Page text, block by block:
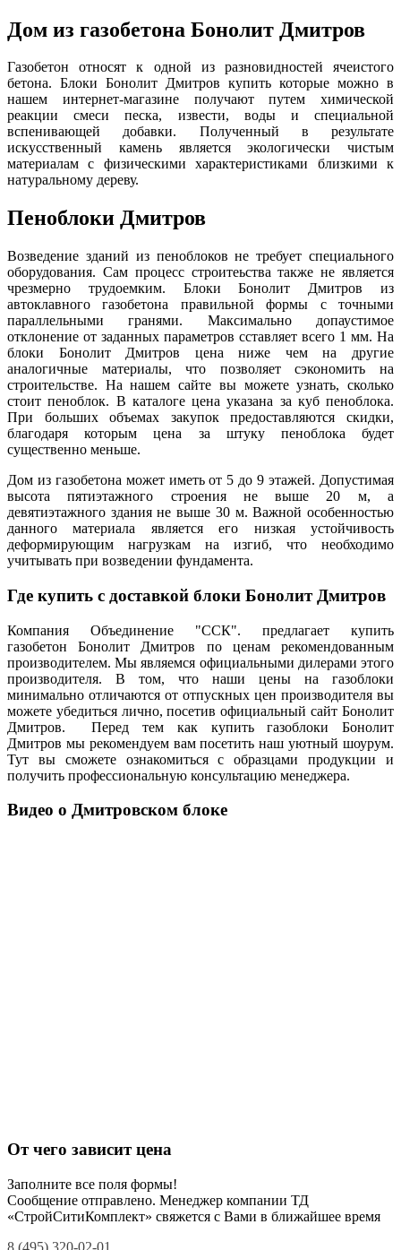
Дом из газобетона Бонолит Дмитров
Газобетон относят к одной из разновидностей ячеистого
бетона. Блоки Бонолит Дмитров купить которые можно в
нашем интернет-магазине получают путем химической
реакции смеси песка, извести, воды и специальной
вспенивающей добавки. Полученный в результате
искусственный камень является экологически чистым
материалам с физическими характеристиками близкими к
натуральному дереву.
Пеноблоки Дмитров
Возведение зданий из пеноблоков не требует специального
оборудования. Сам процесс строитеьства также не является
чрезмерно трудоемким. Блоки Бонолит Дмитров из
автоклавного газобетона правильной формы с точными
параллельными гранями. Максимально допаустимое
отклонение от заданных параметров сставляет всего 1 мм. На
блоки Бонолит Дмитров цена ниже чем на другие
аналогичные материалы, что позволяет сэкономить на
строительстве. На нашем сайте вы можете узнать, сколько
стоит пеноблок. В каталоге цена указана за куб пеноблока.
При больших объемах закупок предоставляются скидки,
благодаря которым цена за штуку пеноблока будет
существенно меньше.
Дом из газобетона может иметь от 5 до 9 этажей. Допустимая
высота пятиэтажного строения не выше 20 м, а
девятиэтажного здания не выше 30 м. Важной особенностью
данного материала является его низкая устойчивость
деформирующим нагрузкам на изгиб, что необходимо
учитывать при возведении фундамента.
Где купить с доставкой блоки Бонолит Дмитров
Компания Объединение "ССК". предлагает купить
газобетон Бонолит Дмитров по ценам рекомендованным
производителем. Мы являемся официальными дилерами этого
производителя. В том, что наши цены на газоблоки
минимально отличаются от отпускных цен производителя вы
можете убедиться лично, посетив официальный сайт Бонолит
Дмитров. Перед тем как купить газоблоки Бонолит
Дмитров мы рекомендуем вам посетить наш уютный шоурум.
Тут вы сможете ознакомиться с образцами продукции и
получить профессиональную консультацию менеджера.
Видео о Дмитровском блоке
От чего зависит цена
Заполните все поля формы!
Сообщение отправлено. Менеджер компании ТД
«СтройСитиКомплект» свяжется с Вами в ближайшее время
8 (495) 320-02-01